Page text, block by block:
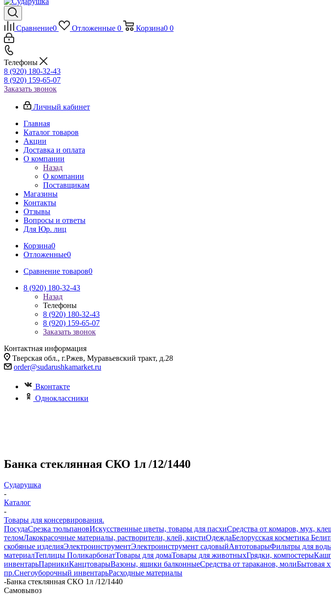
Сравнение0 Отложенные 0 Корзина0 0
Телефоны
8 (920) 180-32-43
8 (920) 159-65-07
Заказать звонок
Личный кабинет
Главная
Каталог товаров
Акции
Доставка и оплата
О компании
Назад
О компании
Поставщикам
Магазины
Контакты
Отзывы
Вопросы и ответы
Для Юр. лиц
Корзина0
Отложенные0
Сравнение товаров0
8 (920) 180-32-43
Назад
Телефоны
8 (920) 180-32-43
8 (920) 159-65-07
Заказать звонок
Контактная информация
Тверская обл., г.Ржев, Муравьевский тракт, д.28
order@sudarushkamarket.ru
Вконтакте
Одноклассники
Банка стеклянная СКО 1л /12/1440
Сударушка
-
Каталог
-
Товары для консервирования.
ПосудаСрезка тюльпановИскусственные цветы, товары для пасхиСредства от комаров, мух,
теломЛакокрасочные материалы, растворители, клей, кистиОдеждаБелорусская косметика
скобяные изделияЭлектроинструментЭлектроинструмент садовыйАвтотоварыФильтры для
материалТеплицы ПоликарбонатТовары для домаТовары для животныхГрядки, компостеры
инвентарьПарникиКанцтоварыВазоны, ящики балконныеСредства от тараканов, молиБытовая
пр.Снегоуборочный инвентарьРасходные материалы
-Банка стеклянная СКО 1л /12/1440
Самовывоз